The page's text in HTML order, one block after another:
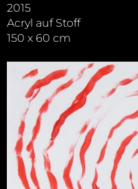
2015
Acryl auf Stoff
150 x 60 cm